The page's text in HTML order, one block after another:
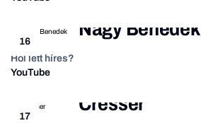
16
Nagy Benedek
Hol lett híres?
YouTube
17
Cresser